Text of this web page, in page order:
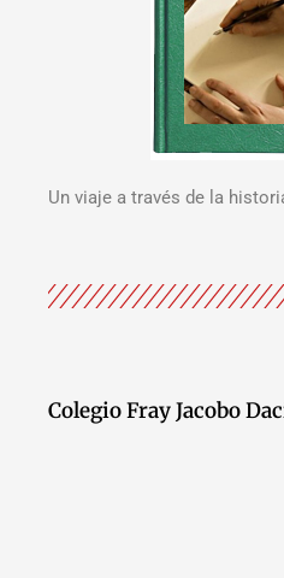
Un viaje a través de la
Colegio Fray Jacobo